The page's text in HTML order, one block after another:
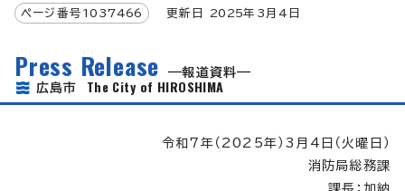
ページ番号 1037466 更新日 2025年3月4日
Press Release
報道資料
広島市 The City of HIROSHIMA
令和7年（2025年）3月4日（火曜日）
消防局総務課
課長：加納